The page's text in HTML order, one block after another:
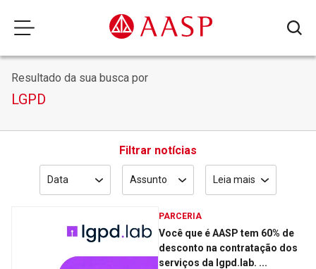
Resultado da sua busca por
LGPD
Filtrar notícias
Data Assunto Leia mais
PARCERIA
Você que é AASP tem 60% de
desconto na contratação dos
serviços da lgpd.lab. ...